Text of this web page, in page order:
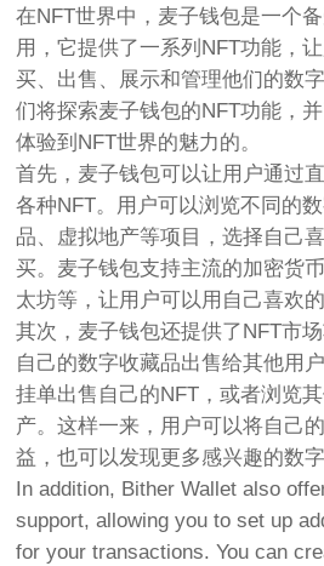
在NFT世界中，麦子钱包是一个
用，它提供了一系列NFT功能，
买、出售、展示和管理他们的数
们将探索麦子钱包的NFT功能，
体验到NFT世界的魅力的。
首先，麦子钱包可以让用户通过
各种NFT。用户可以浏览不同的
品、虚拟地产等项目，选择自己
买。麦子钱包支持主流的加密货
太坊等，让用户可以用自己喜欢
其次，麦子钱包还提供了NFT市
自己的数字收藏品出售给其他用
挂单出售自己的NFT，或者浏览
产。这样一来，用户可以将自己
益，也可以发现更多感兴趣的数字
In addition, Bither Wallet also
support, allowing you to set up
for your transactions. You can